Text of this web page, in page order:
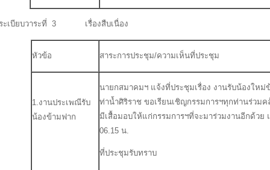
ะเบียบวาระที่ 3 เรื่องสืบเนื่อง
หัวข้อ สาระการประชุม/ความเห็นที่ประชุม
1.งานประเพณีรับ
น้องข้ามฟาก
นายกสมาคมฯ แจ้งที่ประชุมเรื่อง งานรับน้องใหม่
ท่าน้ำศิริราช ขอเรียนเชิญกรรมการฯทุกท่านร่ว
มีเสื้อมอบให้แก่กรรมการฯที่จะมาร่วมงานอีกด้วย
06.15 น.
ที่ประชุมรับทราบ